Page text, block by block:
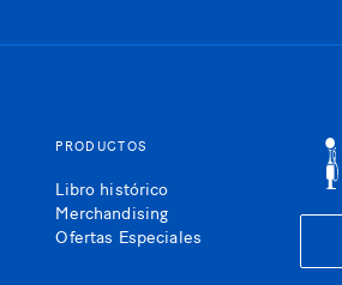
PRODUCTOS
Libro histórico
Merchandising
Ofertas Especiales